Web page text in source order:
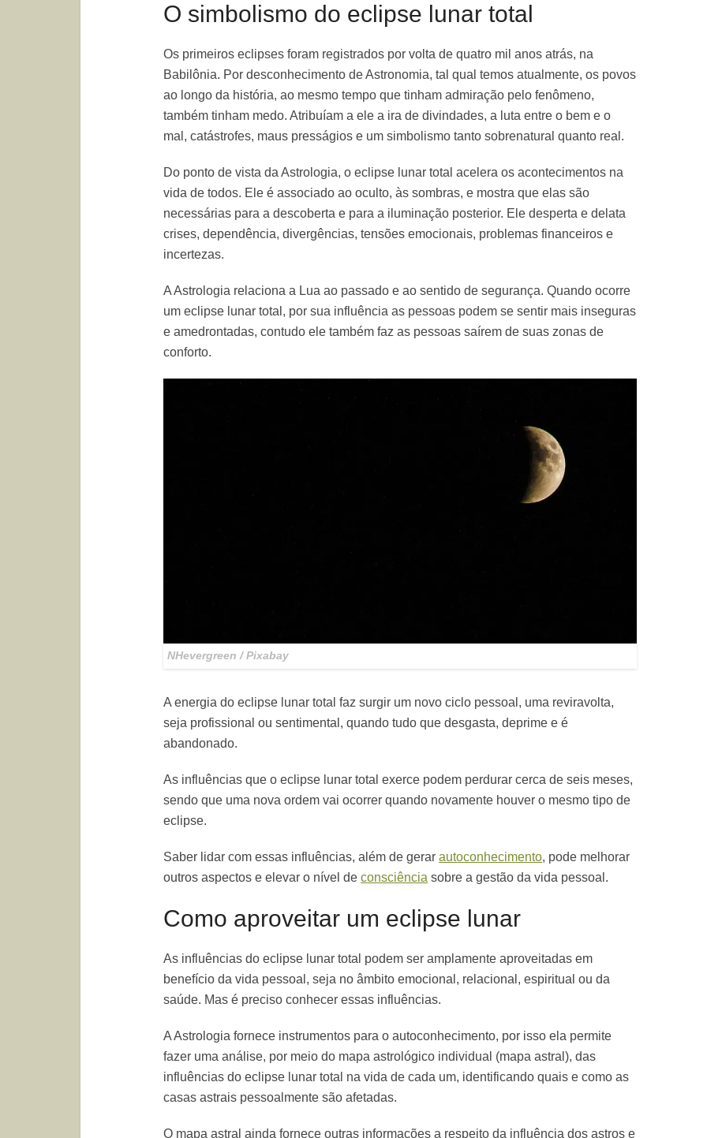
O simbolismo do eclipse lunar total
Os primeiros eclipses foram registrados por volta de quatro mil anos atrás, na
Babilônia. Por desconhecimento de Astronomia, tal qual temos atualmente, os povos
ao longo da história, ao mesmo tempo que tinham admiração pelo fenômeno,
também tinham medo. Atribuíam a ele a ira de divindades, a luta entre o bem e o
mal, catástrofes, maus presságios e um simbolismo tanto sobrenatural quanto real.
Do ponto de vista da Astrologia, o eclipse lunar total acelera os acontecimentos na
vida de todos. Ele é associado ao oculto, às sombras, e mostra que elas são
necessárias para a descoberta e para a iluminação posterior. Ele desperta e delata
crises, dependência, divergências, tensões emocionais, problemas financeiros e
incertezas.
A Astrologia relaciona a Lua ao passado e ao sentido de segurança. Quando ocorre
um eclipse lunar total, por sua influência as pessoas podem se sentir mais inseguras
e amedrontadas, contudo ele também faz as pessoas saírem de suas zonas de
conforto.
NHevergreen / Pixabay
A energia do eclipse lunar total faz surgir um novo ciclo pessoal, uma reviravolta,
seja profissional ou sentimental, quando tudo que desgasta, deprime e é
abandonado.
As influências que o eclipse lunar total exerce podem perdurar cerca de seis meses,
sendo que uma nova ordem vai ocorrer quando novamente houver o mesmo tipo de
eclipse.
Saber lidar com essas influências, além de gerar autoconhecimento, pode melhorar
outros aspectos e elevar o nível de consciência sobre a gestão da vida pessoal.
Como aproveitar um eclipse lunar
As influências do eclipse lunar total podem ser amplamente aproveitadas em
benefício da vida pessoal, seja no âmbito emocional, relacional, espiritual ou da
saúde. Mas é preciso conhecer essas influências.
A Astrologia fornece instrumentos para o autoconhecimento, por isso ela permite
fazer uma análise, por meio do mapa astrológico individual (mapa astral), das
influências do eclipse lunar total na vida de cada um, identificando quais e como as
casas astrais pessoalmente são afetadas.
O mapa astral ainda fornece outras informações a respeito da influência dos astros e